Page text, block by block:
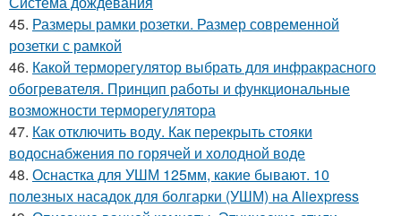
45. Размеры рамки розетки. Размер современной
розетки с рамкой
46. Какой терморегулятор выбрать для инфракрасного
обогревателя. Принцип работы и функциональные
возможности терморегулятора
47. Как отключить воду. Как перекрыть стояки
водоснабжения по горячей и холодной воде
48. Оснастка для УШМ 125мм, какие бывают. 10
полезных насадок для болгарки (УШМ) на Aliexpress